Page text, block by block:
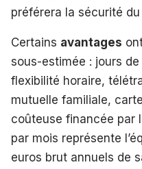
préférera la sécurité du
Certains avantages
sous-estimée : jours
flexibilité horaire,
mutuelle familiale,
coûteuse financée par
par mois représente
euros brut annuels de